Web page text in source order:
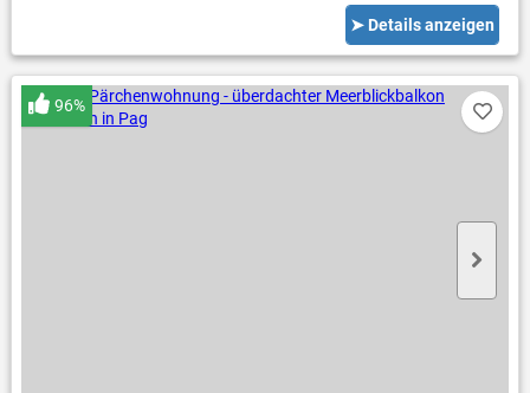
➤ Details anzeigen
96%